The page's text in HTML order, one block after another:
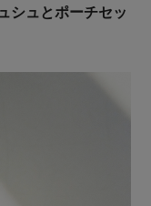
シュとポーチセッ